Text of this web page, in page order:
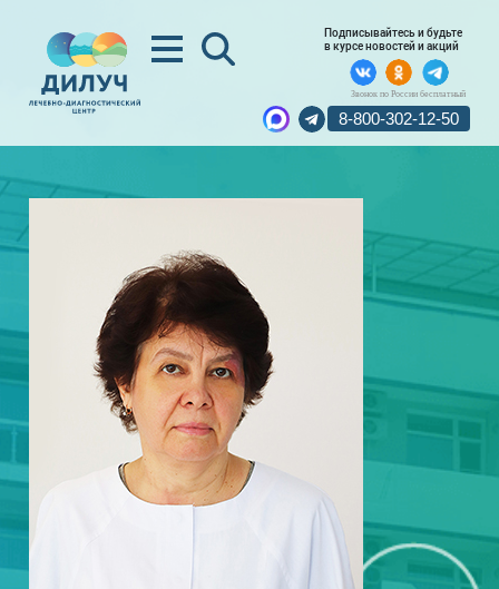
Подписывайтесь и будьте
в курсе новостей и акций
Звонок по России бесплатный
8-800-302-12-50